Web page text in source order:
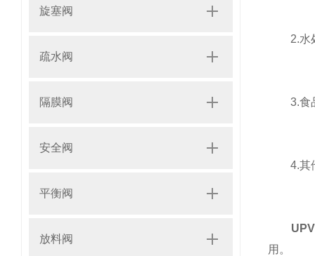
旋塞阀
疏水阀
隔膜阀
安全阀
平衡阀
放料阀
2.水处
3.食品
4.其他
用。